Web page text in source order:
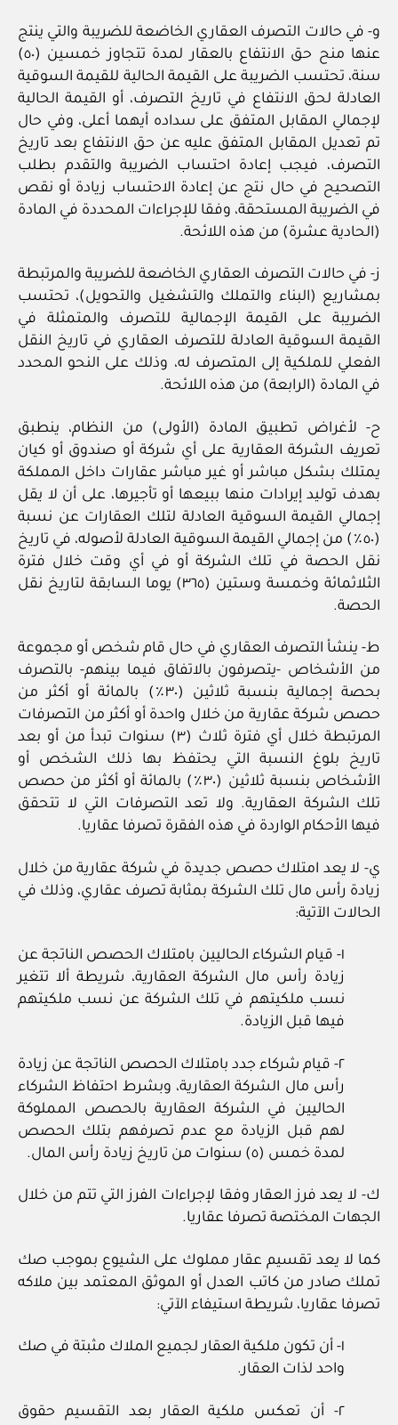
و‏- في حالات التصرف العقاري الخاضعة للضريبة والتي ينتج
عنها منح حق الانتفاع بالعقار لمدة تتجاوز خمسين (٥٠)
سنة، تحتسب الضريبة على القيمة الحالية للقيمة السوقية
العادلة لحق الانتفاع في تاريخ التصرف، أو القيمة الحالية
لإجمالي المقابل المتفق على سداده أيهما أعلى، وفي حال
تم تعديل المقابل المتفق عليه عن حق الانتفاع بعد تاريخ
التصرف، فيجب إعادة احتساب الضريبة والتقدم بطلب
التصحيح في حال نتج عن إعادة الاحتساب زيادة أو نقص
في الضريبة المستحقة، وفقا للإجراءات المحددة في المادة
(الحادية عشرة) من هذه اللائحة.
ز‏- في حالات التصرف العقاري الخاضعة للضريبة والمرتبطة
بمشاريع (البناء والتملك والتشغيل والتحويل)، تحتسب
الضريبة على القيمة الإجمالية للتصرف والمتمثلة في
القيمة السوقية العادلة للتصرف العقاري في تاريخ النقل
الفعلي للملكية إلى المتصرف له، وذلك على النحو المحدد
في المادة (الرابعة) من هذه اللائحة.
ح‏- لأغراض تطبيق المادة (الأولى) من النظام، ينطبق
تعريف الشركة العقارية على أي شركة أو صندوق أو كيان
يمتلك بشكل مباشر أو غير مباشر عقارات داخل المملكة
بهدف توليد إيرادات منها ببيعها أو تأجيرها، على أن لا يقل
إجمالي القيمة السوقية العادلة لتلك العقارات عن نسبة
(٥٠٪) من إجمالي القيمة السوقية العادلة لأصوله، في تاريخ
نقل الحصة في تلك الشركة أو في أي وقت خلال فترة
الثلاثمائة وخمسة وستين (٣٦٥) يوما السابقة لتاريخ نقل
الحصة.
ط‏- ينشأ التصرف العقاري في حال قام شخص أو مجموعة
من الأشخاص ‏-يتصرفون بالاتفاق فيما بينهم‏- بالتصرف
بحصة إجمالية بنسبة ثلاثين (٣٠٪) بالمائة أو أكثر من
حصص شركة عقارية من خلال واحدة أو أكثر من التصرفات
المرتبطة خلال أي فترة ثلاث (٣) سنوات تبدأ من أو بعد
تاريخ بلوغ النسبة التي يحتفظ بها ذلك الشخص أو
الأشخاص بنسبة ثلاثين (٣٠٪) بالمائة أو أكثر من حصص
تلك الشركة العقارية. ولا تعد التصرفات التي لا تتحقق
فيها الأحكام الواردة في هذه الفقرة تصرفا عقاريا.
ي‏- لا يعد امتلاك حصص جديدة في شركة عقارية من خلال
زيادة رأس مال تلك الشركة بمثابة تصرف عقاري، وذلك في
الحالات الآتية:
١‏- قيام الشركاء الحاليين بامتلاك الحصص الناتجة عن
زيادة رأس مال الشركة العقارية، شريطة ألا تتغير
نسب ملكيتهم في تلك الشركة عن نسب ملكيتهم
فيها قبل الزيادة.
٢‏- قيام شركاء جدد بامتلاك الحصص الناتجة عن زيادة
رأس مال الشركة العقارية، وبشرط احتفاظ الشركاء
الحاليين في الشركة العقارية بالحصص المملوكة
لهم قبل الزيادة مع عدم تصرفهم بتلك الحصص
لمدة خمس (٥) سنوات من تاريخ زيادة رأس المال.
ك‏- لا يعد فرز العقار وفقا لإجراءات الفرز التي تتم من خلال
الجهات المختصة تصرفا عقاريا.
كما لا يعد تقسيم عقار مملوك على الشيوع بموجب صك
تملك صادر من كاتب العدل أو الموثق المعتمد بين ملاكه
تصرفا عقاريا، شريطة استيفاء الآتي:
١‏- أن تكون ملكية العقار لجميع الملاك مثبتة في صك
واحد لذات العقار.
٢‏- أن تعكس ملكية العقار بعد التقسيم حقوق